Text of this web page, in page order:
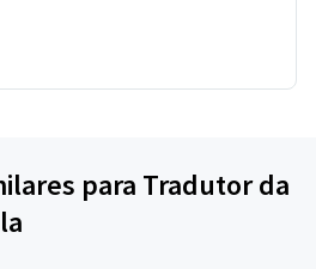
para Tradutor da